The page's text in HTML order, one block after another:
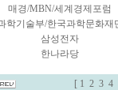
매경/MBN/세계경제포럼
학기술부/한국과학문화재
삼성전자
한나라당
[ 1 2 3 4